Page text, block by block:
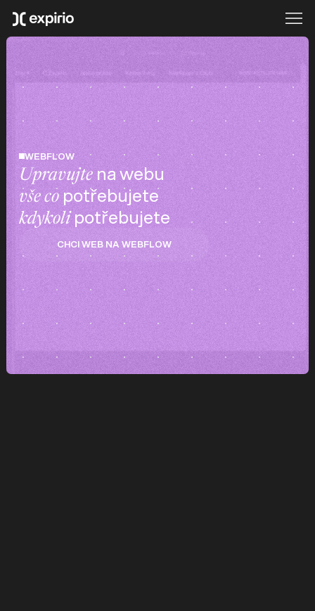
WEBFLOW
Upravujtena webu
vše copotřebujete
kdykolipotřebujete
CHCI WEB NA WEBFLOW
CHCI WEB NA WEBFLOW